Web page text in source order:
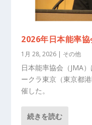
2026年日本能率
1月 28, 2026 | その他
日本能率協会（JMA
ークラ東京（東京都
催した。
続きを読む